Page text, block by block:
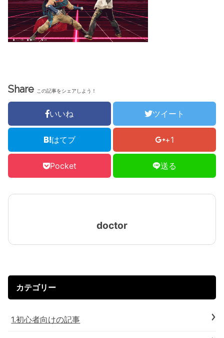
Share この記事をシェアしよう！
いいね ツイート
はてブ +1
Pocket 送る
doctor
カテゴリー
1.初心者向けの記事